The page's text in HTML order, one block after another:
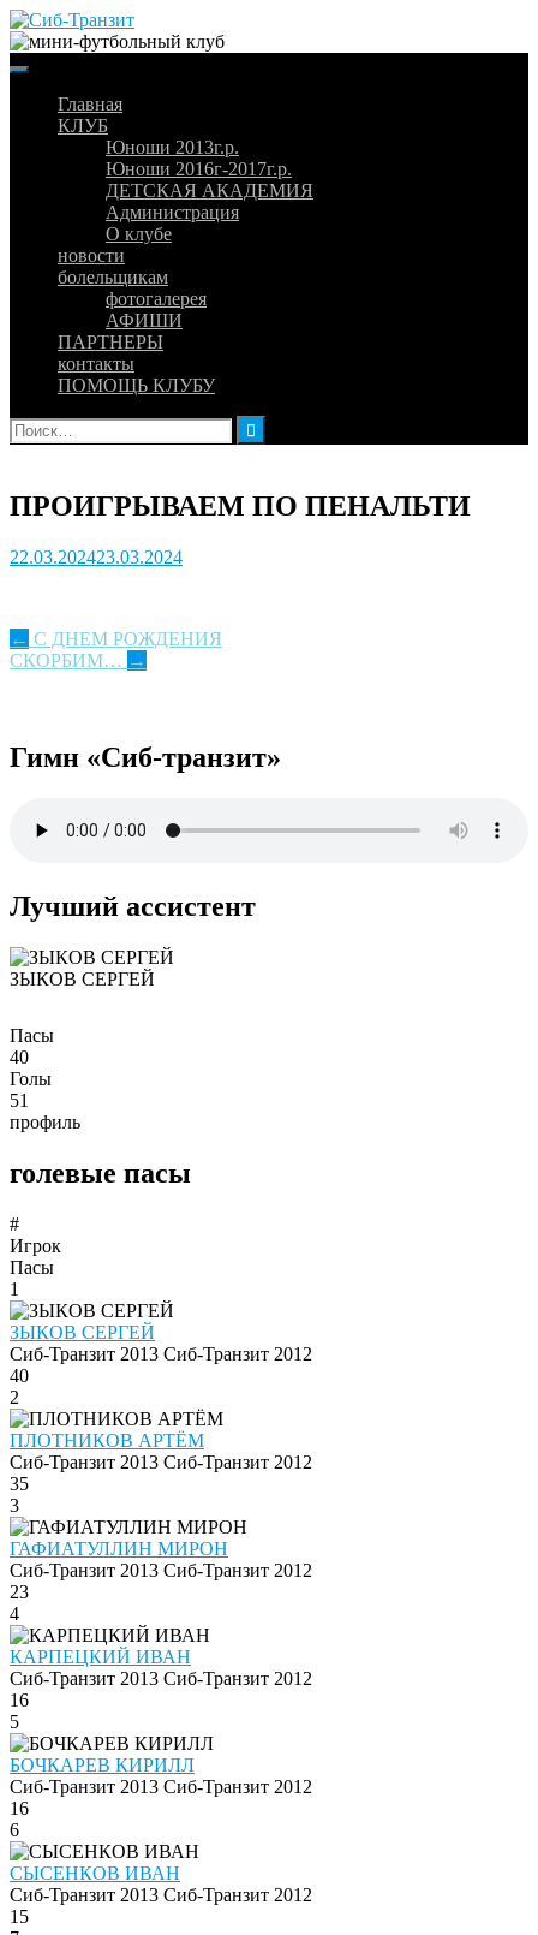
Skip
to
content
Главная
КЛУБ
Юноши 2013г.р.
Юноши 2016г-2017г.р.
ДЕТСКАЯ АКАДЕМИЯ
Администрация
О клубе
новости
болельщикам
фотогалерея
АФИШИ
ПАРТНЕРЫ
контакты
ПОМОЩЬ КЛУБУ
Найти:
ПРОИГРЫВАЕМ ПО ПЕНАЛЬТИ
22.03.202423.03.2024
Post
navigation
← С ДНЕМ РОЖДЕНИЯ
СКОРБИМ… →
Гимн «Сиб-транзит»
Лучший ассистент
ЗЫКОВ СЕРГЕЙ
Пасы
40
Голы
51
профиль
голевые пасы
#
Игрок
Пасы
1
ЗЫКОВ СЕРГЕЙ
Сиб-Транзит 2013 Сиб-Транзит 2012
40
2
ПЛОТНИКОВ АРТЁМ
Сиб-Транзит 2013 Сиб-Транзит 2012
35
3
ГАФИАТУЛЛИН МИРОН
Сиб-Транзит 2013 Сиб-Транзит 2012
23
4
КАРПЕЦКИЙ ИВАН
Сиб-Транзит 2013 Сиб-Транзит 2012
16
5
БОЧКАРЕВ КИРИЛЛ
Сиб-Транзит 2013 Сиб-Транзит 2012
16
6
СЫСЕНКОВ ИВАН
Сиб-Транзит 2013 Сиб-Транзит 2012
15